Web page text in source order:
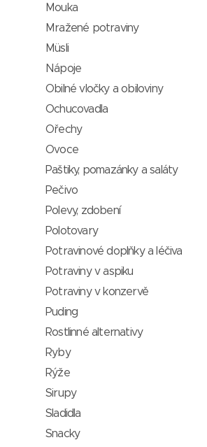
Mouka
Mražené potraviny
Müsli
Nápoje
Obilné vločky a obiloviny
Ochucovadla
Ořechy
Ovoce
Paštiky, pomazánky a saláty
Pečivo
Polevy, zdobení
Polotovary
Potravinové doplňky a léčiva
Potraviny v aspiku
Potraviny v konzervě
Puding
Rostlinné alternativy
Ryby
Rýže
Sirupy
Sladidla
Snacky